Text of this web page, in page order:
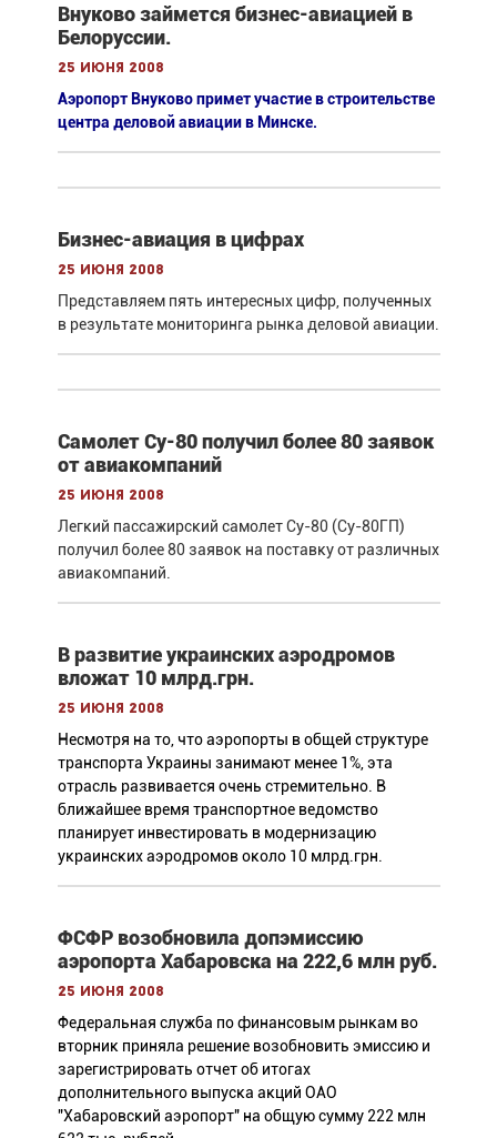
Внуково займется бизнес-авиацией в
Белоруссии.
25 июня 2008
Аэропорт Внуково примет участие в строительстве
центра деловой авиации в Минске.
Бизнес-авиация в цифрах
25 июня 2008
Представляем пять интересных цифр, полученных
в результате мониторинга рынка деловой авиации.
Самолет Су-80 получил более 80 заявок
от авиакомпаний
25 июня 2008
Легкий пассажирский самолет Су-80 (Су-80ГП)
получил более 80 заявок на поставку от различных
авиакомпаний.
В развитие украинских аэродромов
вложат 10 млрд.грн.
25 июня 2008
Несмотря на то, что аэропорты в общей структуре
транспорта Украины занимают менее 1%, эта
отрасль развивается очень стремительно. В
ближайшее время транспортное ведомство
планирует инвестировать в модернизацию
украинских аэродромов около 10 млрд.грн.
ФСФР возобновила допэмиссию
аэропорта Хабаровска на 222,6 млн руб.
25 июня 2008
Федеральная служба по финансовым рынкам во
вторник приняла решение возобновить эмиссию и
зарегистрировать отчет об итогах
дополнительного выпуска акций ОАО
"Хабаровский аэропорт" на общую сумму 222 млн